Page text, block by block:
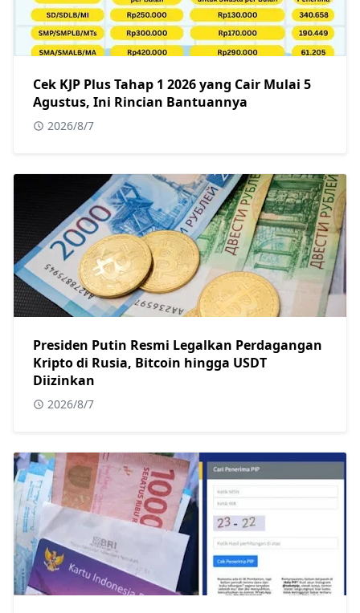
Cek KJP Plus Tahap 1 2026 yang Cair Mulai 5
Agustus, Ini Rincian Bantuannya
2026/8/7
Presiden Putin Resmi Legalkan Perdagangan
Kripto di Rusia, Bitcoin hingga USDT
Diizinkan
2026/8/7